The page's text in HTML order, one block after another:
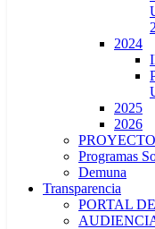
2024
2025
2026
Programas
Demuna
Transparencia
PORTAL